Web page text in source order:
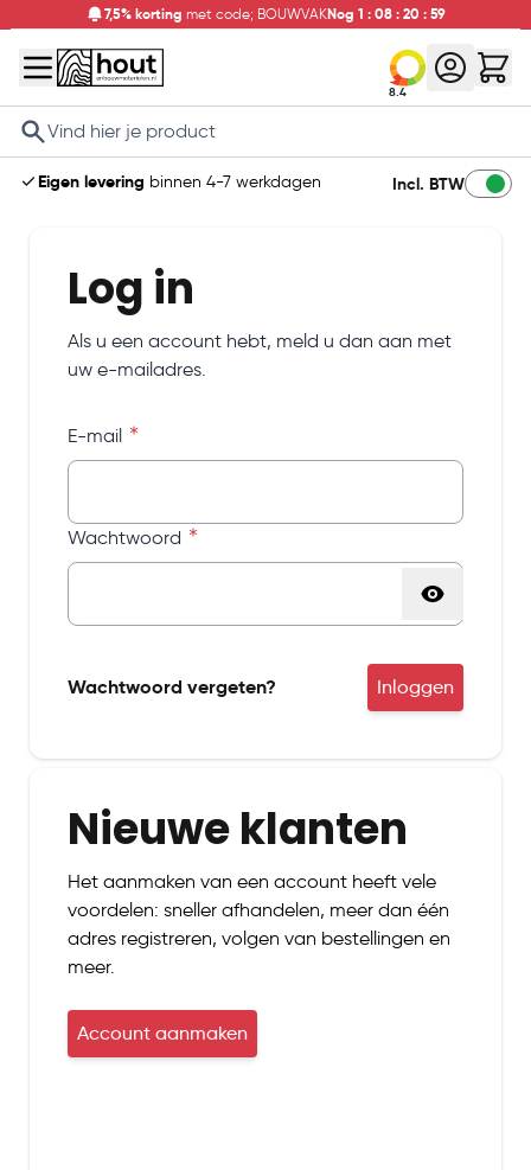
7,5% korting met code; BOUWVAKNog 1 : 08 : 20 : 59
8.4
Search
Eigen levering binnen 4-7 werkdagen Incl. BTW
Log in
Als u een account hebt, meld u dan aan met
uw e-mailadres.
E-mail
Wachtwoord
Wachtwoord vergeten? Inloggen
Nieuwe klanten
Het aanmaken van een account heeft vele
voordelen: sneller afhandelen, meer dan één
adres registreren, volgen van bestellingen en
meer.
Account aanmaken